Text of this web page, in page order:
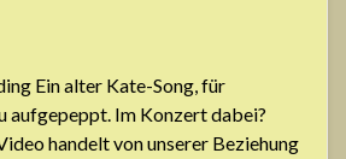
Ein alter Kate-Song, für
aufgepeppt. Im Konzert dabei?
handelt von unserer Beziehung